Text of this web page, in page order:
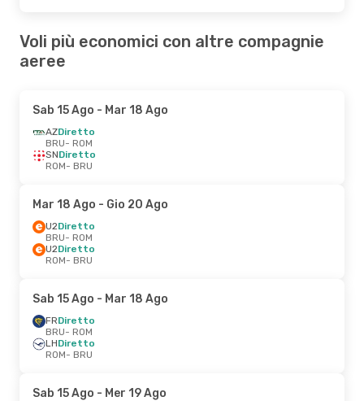
Voli più economici con altre compagnie
aeree
Sab 15 Ago - Mar 18 Ago
AZDiretto
BRU- ROM
SNDiretto
ROM- BRU
Mar 18 Ago - Gio 20 Ago
U2Diretto
BRU- ROM
U2Diretto
ROM- BRU
Sab 15 Ago - Mar 18 Ago
FRDiretto
BRU- ROM
LHDiretto
ROM- BRU
Sab 15 Ago - Mer 19 Ago